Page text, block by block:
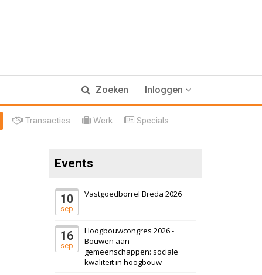
Zoeken Inloggen
Transacties Werk Specials
Events
10
sep
Vastgoedborrel Breda 2026
16
sep
Hoogbouwcongres 2026 -
Bouwen aan
gemeenschappen: sociale
kwaliteit in hoogbouw
8 september 2026 Zorgcomplex
28 september 2026
Grootschalig
bedrijventerrein
Schuinesloot